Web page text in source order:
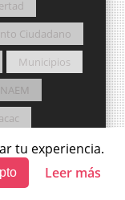
tu experiencia.
Leer más
Ciudadano
Municipios
NAEM
PAN
Podcast